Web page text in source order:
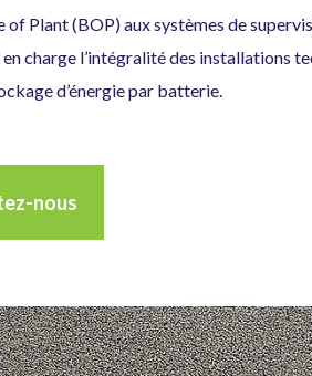
of Plant (BOP) aux systèmes de
charge l’intégralité des installations
d’énergie par batterie.
nous